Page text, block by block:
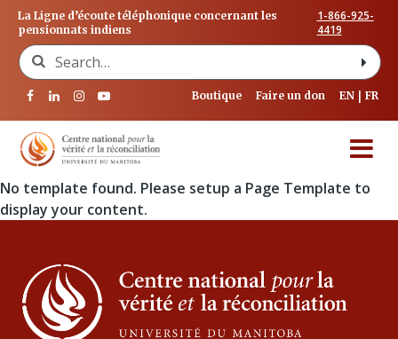
La Ligne d’écoute téléphonique concernant les
pensionnats indiens
1-866-925-
4419
Search for:
Boutique Faire un don EN FR
No template found. Please setup a Page Template to
display your content.